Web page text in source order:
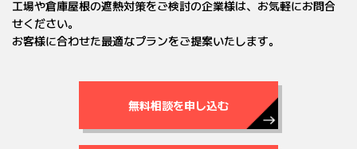
工場や倉庫屋根の遮熱対策をご検討の企業様は、お気軽にお問合
せください。
お客様に合わせた最適なプランをご提案いたします。
無料相談を申し込む